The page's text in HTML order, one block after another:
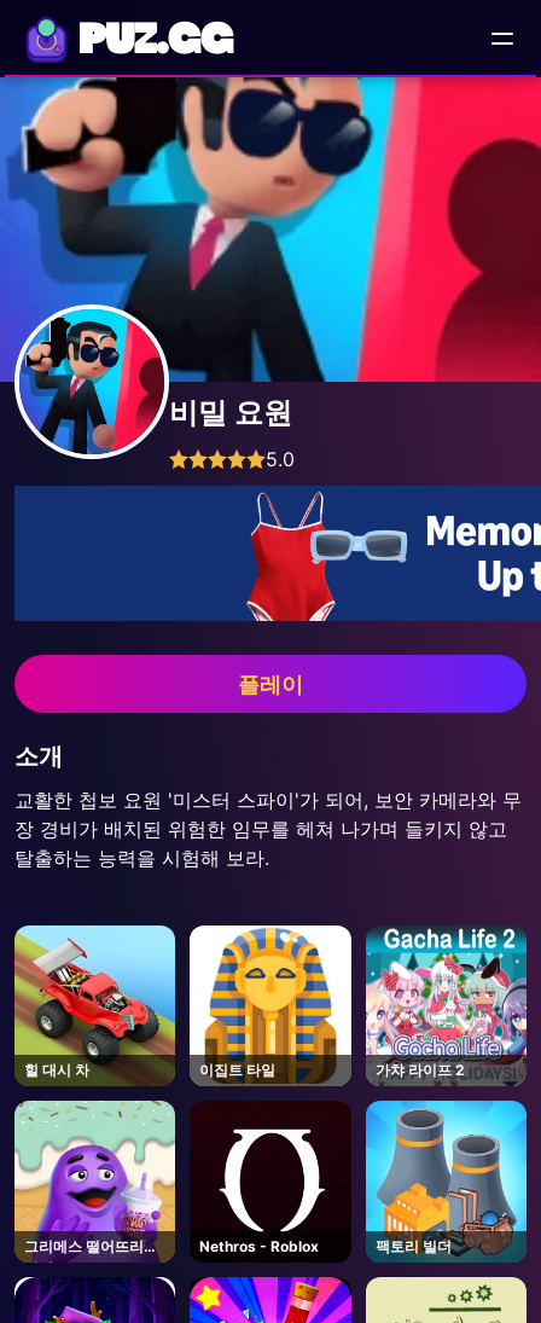
PUZ.GG
비밀 요원
5.0
플레이
소개
교활한 첩보 요원 '미스터 스파이'가 되어, 보안 카메라와 무
장 경비가 배치된 위험한 임무를 헤쳐 나가며 들키지 않고
탈출하는 능력을 시험해 보라.
힐 대시 차 이집트 타일 가챠 라이프 2
그리메스 떨어뜨리지
마세요
Nethros - Roblox 팩토리 빌더